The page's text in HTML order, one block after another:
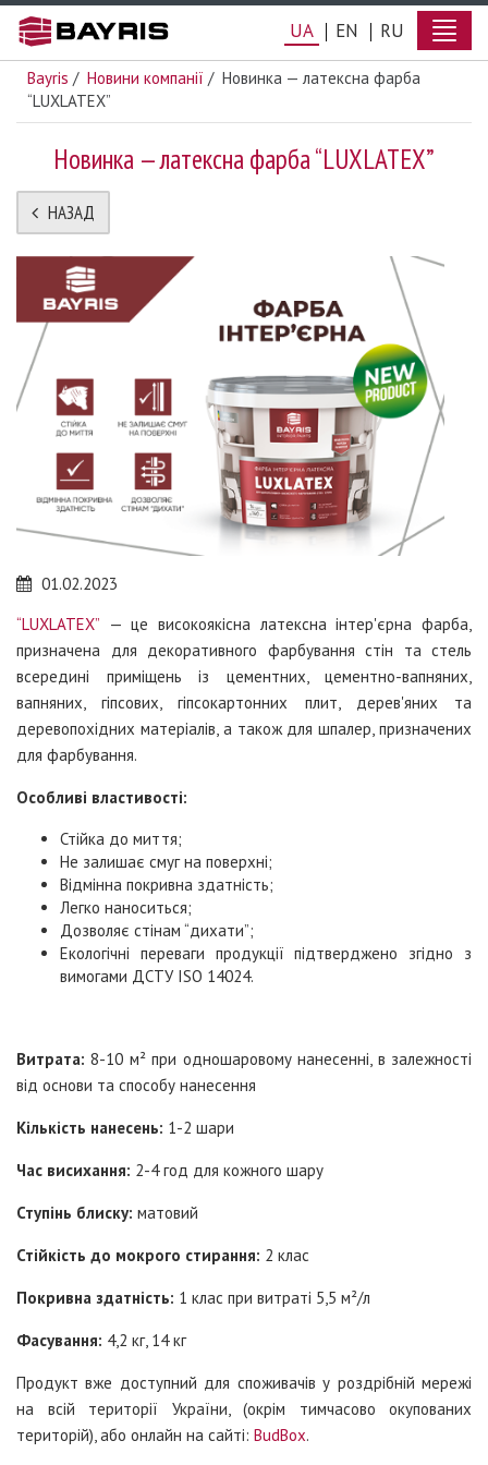
UA EN RU ×
Bayris / Новини компанії / Новинка — латексна фарба
“LUXLATEX”
Новинка — латексна фарба “LUXLATEX”
НАЗАД
01.02.2023
“LUXLATEX” — це високоякісна латексна інтер'єрна фарба,
призначена для декоративного фарбування стін та стель
всередині приміщень із цементних, цементно-вапняних,
вапняних, гіпсових, гіпсокартонних плит, дерев'яних та
деревопохідних матеріалів, а також для шпалер, призначених
для фарбування.
Особливі властивості:
Стійка до миття;
Не залишає смуг на поверхні;
Відмінна покривна здатність;
Легко наноситься;
Дозволяє стінам “дихати”;
Екологічні переваги продукції підтверджено згідно з
вимогами ДСТУ ISO 14024.
Витрата: 8-10 м² при одношаровому нанесенні, в залежності
від основи та способу нанесення
Кількість нанесень: 1-2 шари
Час висихання: 2-4 год для кожного шару
Ступінь блиску: матовий
Стійкість до мокрого стирання: 2 клас
Покривна здатність: 1 клас при витраті 5,5 м²/л
Фасування: 4,2 кг, 14 кг
Продукт вже доступний для споживачів у роздрібній мережі
на всій території України, (окрім тимчасово окупованих
територій), або онлайн на сайті: BudBox.